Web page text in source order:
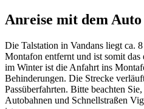
Anreise mit dem Auto
Die Talstation in Vandans liegt ca.
Montafon entfernt und ist somit
im Winter ist die Anfahrt ins
Behinderungen. Die Strecke
Passüberfahrten. Bitte beachten
Autobahnen und Schnellstraßen